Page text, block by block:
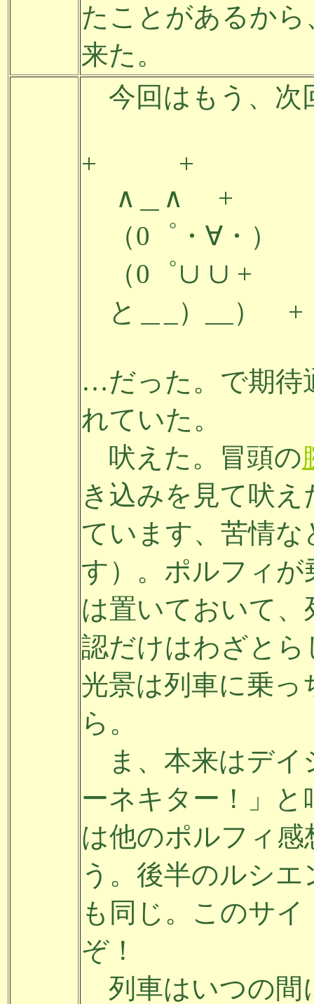
たことがあるか
来た。
今回はもう、次
+ +
∧＿∧ +
（0゜・∀・）
（0゜
と＿_）__） +
…だった。で期待
れていた。
吠えた。冒頭の
き込みを見て吠
ています、苦情
す）。ポルフィ
は置いておいて
認だけはわざと
光景は列車に乗
ら。
ま、本来はデイ
ーネキター！」
は他のポルフィ
う。後半のルシ
も同じ。このサ
ぞ！
列車はいつの間